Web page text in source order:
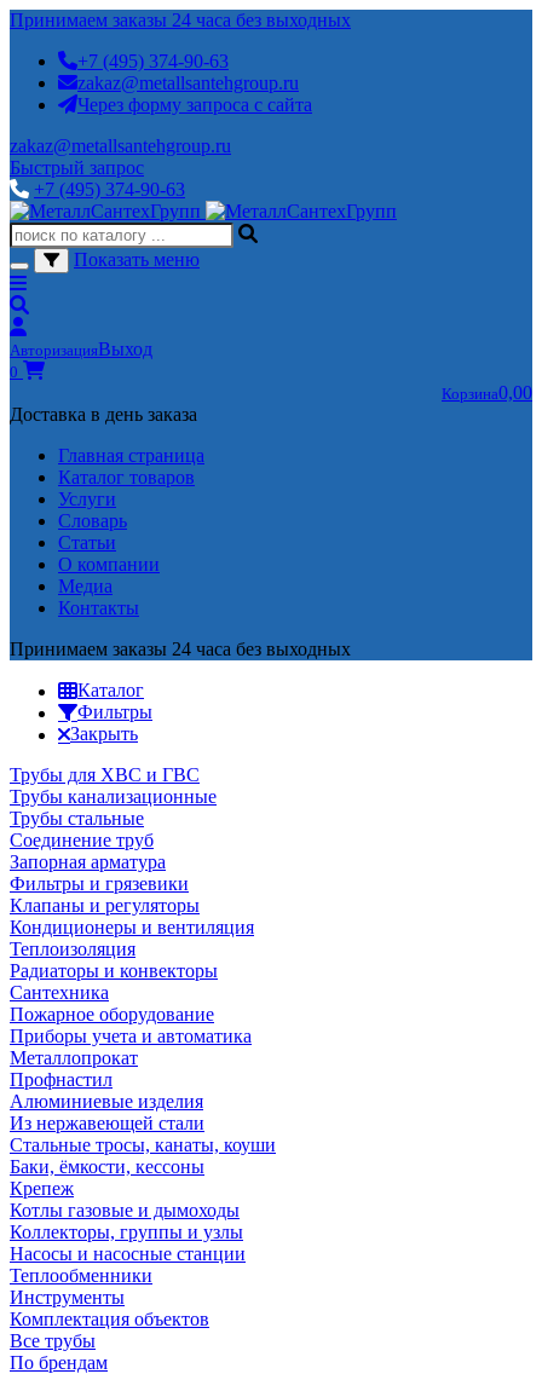
Принимаем заказы 24 часа без выходных
+7 (495) 374-90-63
zakaz@metallsantehgroup.ru
Через форму запроса с сайта
zakaz@metallsantehgroup.ru
Быстрый запрос
+7 (495) 374-90-63
Показать меню
АвторизацияВыход
0
Корзина0,00
Доставка в день заказа
Главная страница
Каталог товаров
Услуги
Словарь
Статьи
О компании
Медиа
Контакты
Принимаем заказы 24 часа без выходных
Каталог
Фильтры
Закрыть
Трубы для ХВС и ГВС
Трубы канализационные
Трубы стальные
Соединение труб
Запорная арматура
Фильтры и грязевики
Клапаны и регуляторы
Кондиционеры и вентиляция
Теплоизоляция
Радиаторы и конвекторы
Сантехника
Пожарное оборудование
Приборы учета и автоматика
Металлопрокат
Профнастил
Алюминиевые изделия
Из нержавеющей стали
Стальные тросы, канаты, коуши
Баки, ёмкости, кессоны
Крепеж
Котлы газовые и дымоходы
Коллекторы, группы и узлы
Насосы и насосные станции
Теплообменники
Инструменты
Комплектация объектов
Все трубы
По брендам